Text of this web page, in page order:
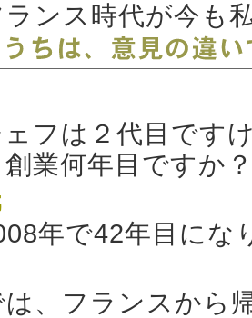
ンス時代が今も
フは２代目です
業何年目ですか
年で42年目にな
は、フランスから